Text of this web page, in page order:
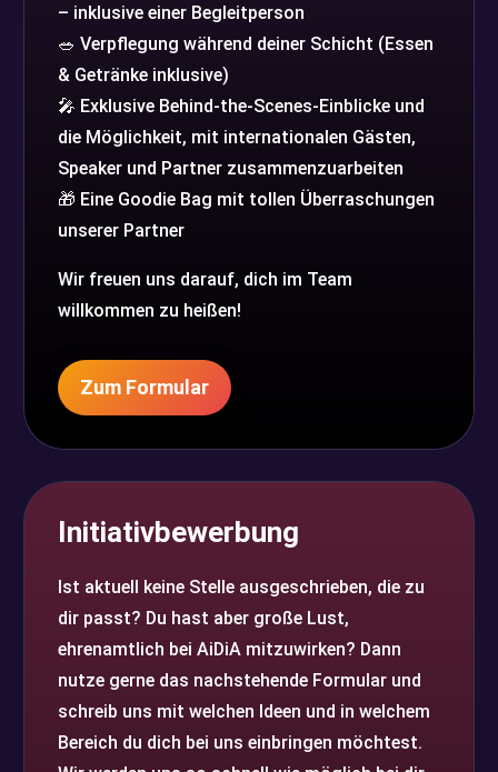
– inklusive einer Begleitperson
🥗 Verpflegung während deiner Schicht (Essen
& Getränke inklusive)
🎤 Exklusive Behind-the-Scenes-Einblicke und
die Möglichkeit, mit internationalen Gästen,
Speaker und Partner zusammenzuarbeiten
🎁 Eine Goodie Bag mit tollen Überraschungen
unserer Partner
Wir freuen uns darauf, dich im Team
willkommen zu heißen!
Zum Formular
Initiativbewerbung
Ist aktuell keine Stelle ausgeschrieben, die zu
dir passt? Du hast aber große Lust,
ehrenamtlich bei AiDiA mitzuwirken? Dann
nutze gerne das nachstehende Formular und
schreib uns mit welchen Ideen und in welchem
Bereich du dich bei uns einbringen möchtest.